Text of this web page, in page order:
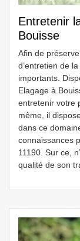
Entretenir
Bouisse
Afin de
d’entretien de
importants.
Elagage à
entretenir votre
même, il
dans ce
connaissances
11190. Sur ce,
qualité de son